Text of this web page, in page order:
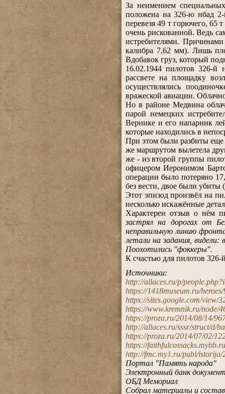
За неимением
положена на 326-ю нбад
перевезя 49 т горючего, 65
очень рискованной. Ведь
истребителями.
калибра 7,62 мм). Лишь
Вдобавок груз, который
16.02.1944 пилотов 326-й
рассвете на площадку
осуществлялись
вражеской авиации.
Но в районе Медвина
парой немецких
Вернике и его напарник
которые находились в
При этом были разбиты еще
же маршрутом вылетела
же - из второй группы
офицером Иеронимом
операции было потеряно
без вести, двое были убиты
Этот эпизод произвёл на
несколько искажённые
Характерен отзыв о нём
застрял на дорогах от
неправильную линию
летали на задания,
Поохотились "фоккеры".
К счастью для пилотов 326-
Источники:
http://allaces.ru/p/
https://1418museum.ru/
https://sites.google.com/view/
https://www.kremnik.ru/node/
https://proza.ru/2014/08/14/
http://allaces.ru/sssr/struct/d/
https://proza.ru/2014/07/02/
https://
http://fmc.my1.ru/publ/istorija/
Портал "Память народа"
Электронный банк
ОБД Мемориал
Собрал материалы и